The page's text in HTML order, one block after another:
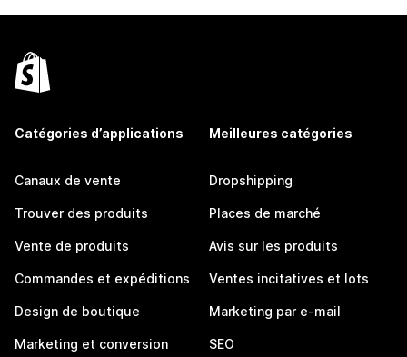
Catégories d’applications
Canaux de vente
Trouver des produits
Vente de produits
Commandes et expéditions
Design de boutique
Marketing et conversion
Meilleures catégories
Dropshipping
Places de marché
Avis sur les produits
Ventes incitatives et lots
Marketing par e-mail
SEO